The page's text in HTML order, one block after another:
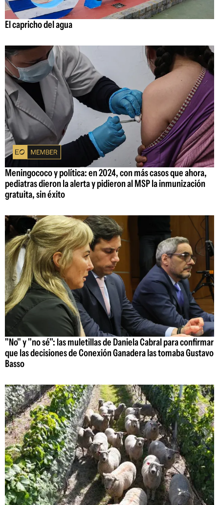
El capricho del agua
Meningococo y política: en 2024, con más casos que ahora,
pediatras dieron la alerta y pidieron al MSP la inmunización
gratuita, sin éxito
"No" y "no sé": las muletillas de Daniela Cabral para confirmar
que las decisiones de Conexión Ganadera las tomaba Gustavo
Basso